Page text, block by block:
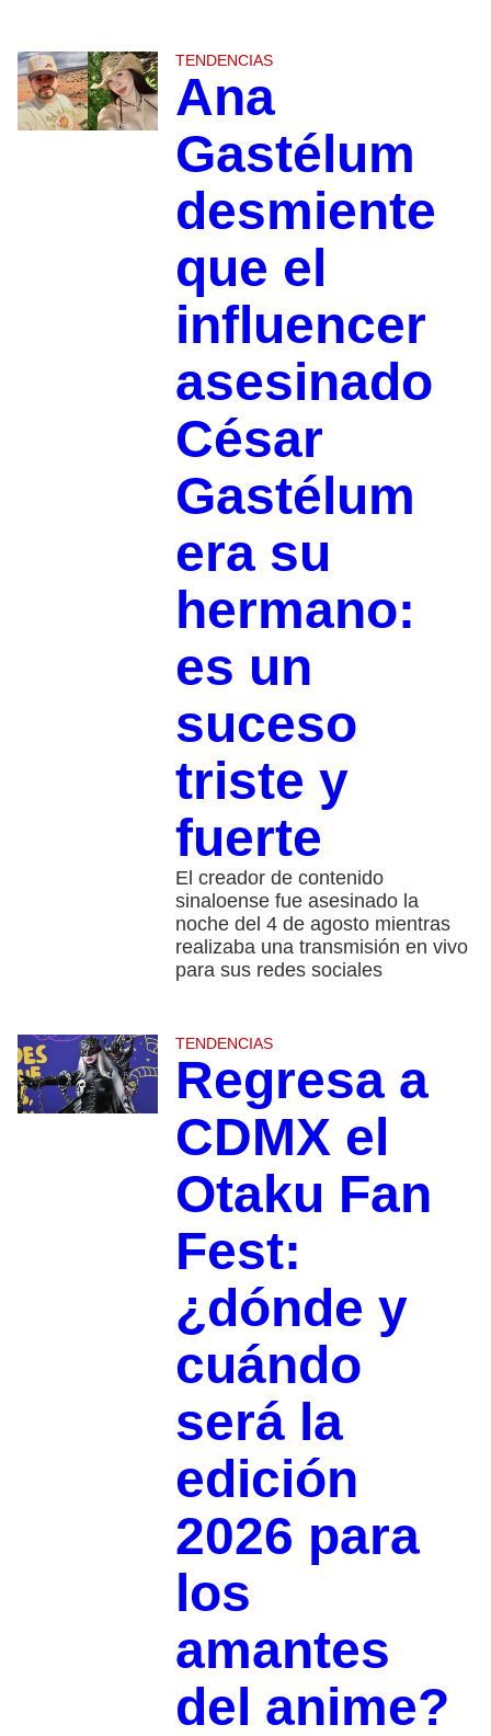
TENDENCIAS
Ana
Gastélum
desmiente
que el
influencer
asesinado
César
Gastélum
era su
hermano:
es un
suceso
triste y
fuerte
El creador de contenido
sinaloense fue asesinado la
noche del 4 de agosto mientras
realizaba una transmisión en vivo
para sus redes sociales
TENDENCIAS
Regresa a
CDMX el
Otaku Fan
Fest:
¿dónde y
cuándo
será la
edición
2026 para
los
amantes
del anime?